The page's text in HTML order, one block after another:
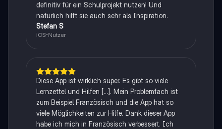
definitiv für ein Schulprojekt nutzen! Und
natürlich hilft sie auch sehr als Inspiration.
Stefan S
iOS-Nutzer
Diese App ist wirklich super. Es gibt so viele
Lernzettel und Hilfen [...]. Mein Problemfach ist
zum Beispiel Französisch und die App hat so
viele Möglichkeiten zur Hilfe. Dank dieser App
habe ich mich in Französisch verbessert. Ich